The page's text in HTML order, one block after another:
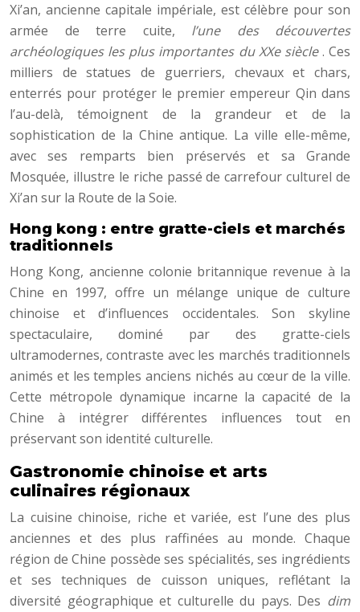
Xi’an, ancienne capitale impériale, est célèbre pour son
armée de terre cuite, l’une des découvertes
archéologiques les plus importantes du XXe siècle. Ces
milliers de statues de guerriers, chevaux et chars,
enterrés pour protéger le premier empereur Qin dans
l’au-delà, témoignent de la grandeur et de la
sophistication de la Chine antique. La ville elle-même,
avec ses remparts bien préservés et sa Grande
Mosquée, illustre le riche passé de carrefour culturel de
Xi’an sur la Route de la Soie.
Hong kong : entre gratte-ciels et marchés
traditionnels
Hong Kong, ancienne colonie britannique revenue à la
Chine en 1997, offre un mélange unique de culture
chinoise et d’influences occidentales. Son skyline
spectaculaire, dominé par des gratte-ciels
ultramodernes, contraste avec les marchés traditionnels
animés et les temples anciens nichés au cœur de la ville.
Cette métropole dynamique incarne la capacité de la
Chine à intégrer différentes influences tout en
préservant son identité culturelle.
Gastronomie chinoise et arts
culinaires régionaux
La cuisine chinoise, riche et variée, est l’une des plus
anciennes et des plus raffinées au monde. Chaque
région de Chine possède ses spécialités, ses ingrédients
et ses techniques de cuisson uniques, reflétant la
diversité géographique et culturelle du pays. Des dim